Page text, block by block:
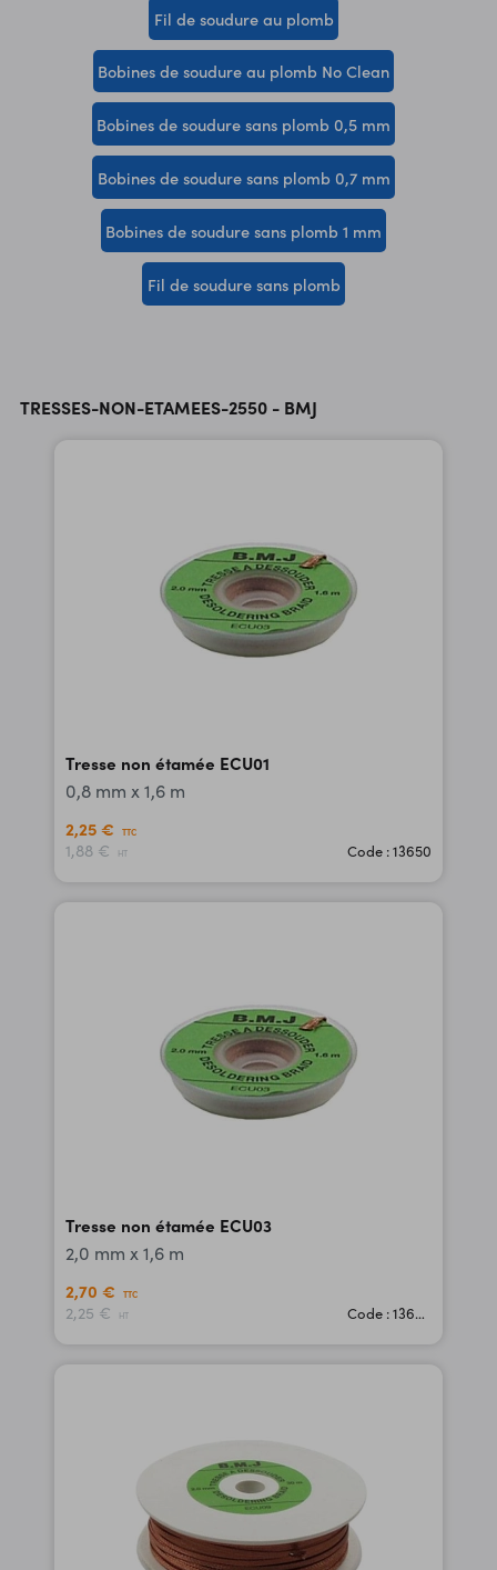
Fil de soudure au plomb
Bobines de soudure au plomb No Clean
Bobines de soudure sans plomb 0,5 mm
Bobines de soudure sans plomb 0,7 mm
Bobines de soudure sans plomb 1 mm
Fil de soudure sans plomb
TRESSES-NON-ETAMEES-2550 - BMJ
Tresse non étamée ECU01
0,8 mm x 1,6 m
2,25 €
TTC
1,88 € HT Code : 13650
Tresse non étamée ECU03
2,0 mm x 1,6 m
2,70 €
TTC
2,25 € HT Code : 13600